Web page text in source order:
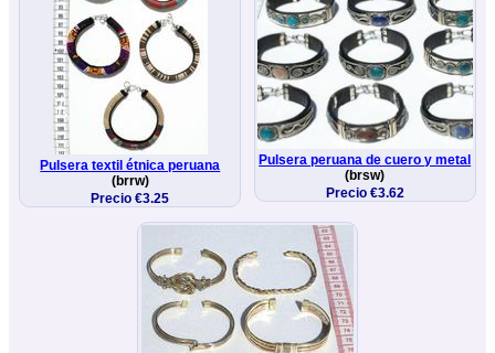
Pulsera textil étnica peruana
(brrw)
Precio €3.25
Pulsera peruana de cuero y metal
(brsw)
Precio €3.62